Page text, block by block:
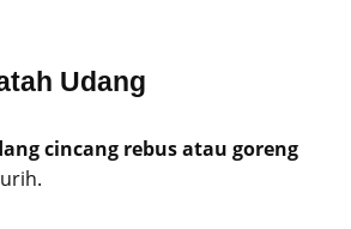
Udang
cincang rebus atau goreng